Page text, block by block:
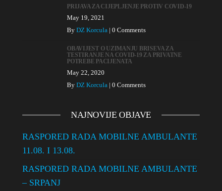
PRIJAVA ZA CIJEPLJENJE PROTIV COVID-19
May 19, 2021
By DZ Korcula | 0 Comments
OBAVIJEST O UZIMANJU BRISEVA ZA
TESTIRANJE NA COVID-19 ZA PRIVATNE
POTREBE PACIJENATA
May 22, 2020
By DZ Korcula | 0 Comments
NAJNOVIJE OBJAVE
RASPORED RADA MOBILNE AMBULANTE
11.08. I 13.08.
RASPORED RADA MOBILNE AMBULANTE
– SRPANJ